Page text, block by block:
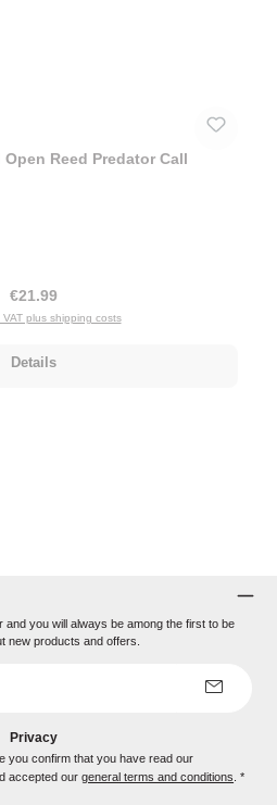
Reed Predator Call
Regular price:
€21.99
VAT plus shipping costs
Details
you will always be among the first to be
new products and offers.
Privacy
accepted ourgeneral terms and conditions .*